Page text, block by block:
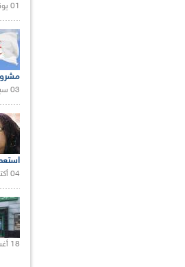
01 يونيو 2021 |
03 سبتمبر 2020 |
04 أكتوبر 2020 |
18 أغسطس 2020 |